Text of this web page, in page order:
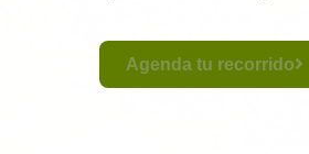
Agenda tu recorrido